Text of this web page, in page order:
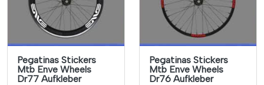
Pegatinas Stickers
Mtb Enve Wheels
Dr77 Aufkleber
Pegatinas Stickers
Mtb Enve Wheels
Dr76 Aufkleber